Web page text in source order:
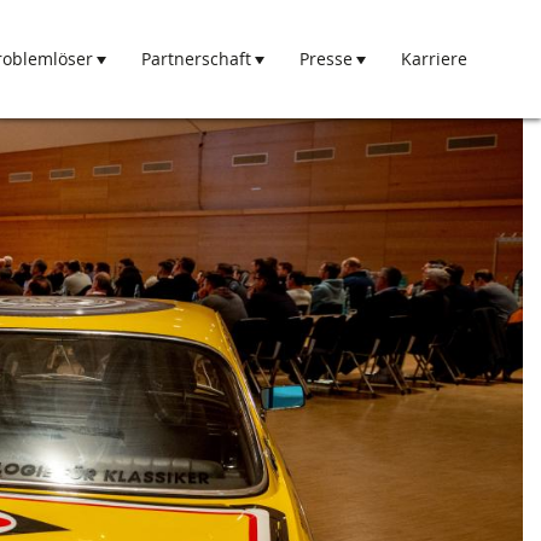
Partnerschaft Presse Karriere